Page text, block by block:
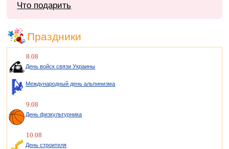
Что подарить
Праздники
8.08
День войск связи Украины
Международный день альпинизма
9.08
День физкультурника
10.08
День строителя